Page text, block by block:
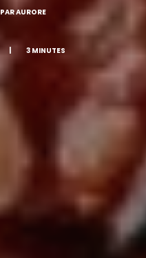
AURORE
3 MINUTES